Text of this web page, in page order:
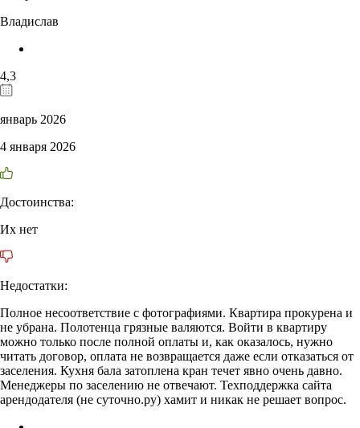
Владислав
4,3
январь 2026
4 января 2026
Достоинства:
Их нет
Недостатки:
Полное несоответствие с фотографиями. Квартира прокурена и
не убрана. Полотенца грязные валяются. Войти в квартиру
можно только после полной оплаты и, как оказалось, нужно
читать договор, оплата не возвращается даже если отказаться от
заселения. Кухня бала затоплена кран течет явно очень давно.
Менеджеры по заселению не отвечают. Техподдержка сайта
арендодателя (не суточно.ру) хамит и никак не решает вопрос.